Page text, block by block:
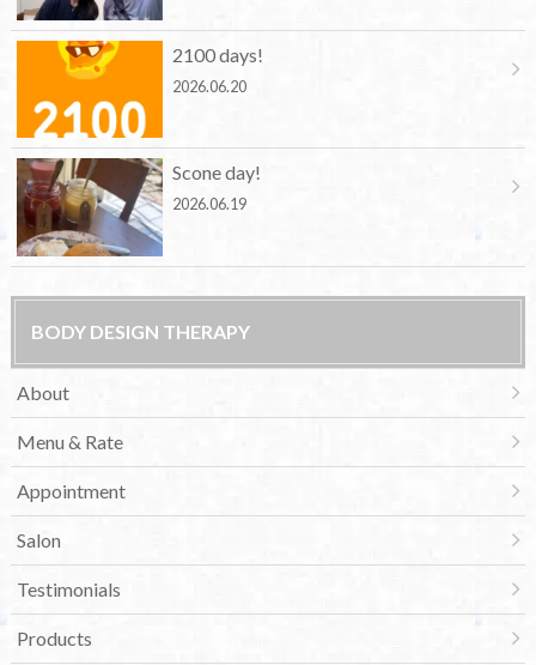
2100 days!
2026.06.20
Scone day!
2026.06.19
BODY DESIGN THERAPY
About
Menu & Rate
Appointment
Salon
Testimonials
Products